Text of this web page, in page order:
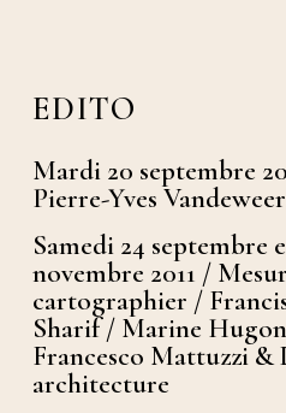
EDITO
Mardi 20 septembre
Pierre-Yves
Samedi 24 septembre
novembre 2011 /
cartographier /
Sharif / Marine
Francesco Mattuzzi &
architecture